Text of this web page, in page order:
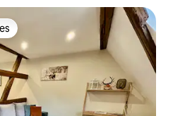
huéspedes